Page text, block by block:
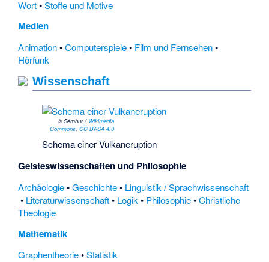
Wort•Stoffe und Motive
Medien
Animation•Computerspiele• Film und Fernsehen•
Hörfunk
Wissenschaft
© Sémhur / Wikimedia
Commons,CC BY-SA 4.0
Schema einer Vulkaneruption
Geisteswissenschaften und Philosophie
Archäologie•Geschichte• Linguistik / Sprachwissenschaft
• Literaturwissenschaft• Logik • Philosophie•Christliche
Theologie
Mathematik
Graphentheorie•Statistik